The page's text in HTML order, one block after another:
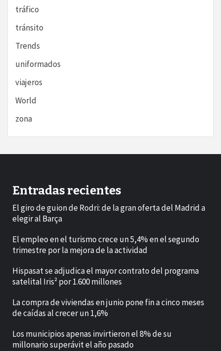
tráfico
tránsito
Trends
uniformados
viajeros
World
zona
Entradas recientes
El giro de guion de Rodri: de la gran oferta del Madrid a
elegir al Barça
El empleo en el turismo crece un 5,4% en el segundo
trimestre por la mejora de la actividad
Hispasat se adjudica el mayor contrato del programa
satelital Iris² por 1.600 millones
La compra de viviendas en junio pone fin a cinco meses
de caídas al crecer un 1,6%
Los municipios apenas invirtieron el 8% de su
millonario superávit el año pasado